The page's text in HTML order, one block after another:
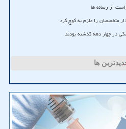
از رسانه ها
متخصصان را ملزم به کوچ کرد
در چهار دهه گذشته بودند
ها